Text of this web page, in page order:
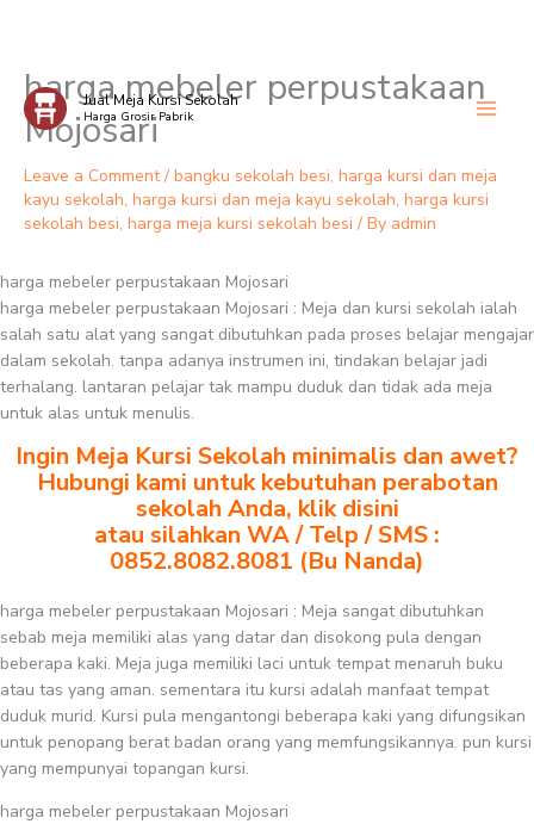
Skip
content
Jual Meja Kursi Sekolah
Harga Grosir Pabrik
harga mebeler perpustakaan
Mojosari
Leave a Comment / bangku sekolah besi, harga kursi dan meja
kayu sekolah, harga kursi dan meja kayu sekolah, harga kursi
sekolah besi, harga meja kursi sekolah besi / By admin
harga mebeler perpustakaan Mojosari
harga mebeler perpustakaan Mojosari : Meja dan kursi sekolah ialah
salah satu alat yang sangat dibutuhkan pada proses belajar mengajar
dalam sekolah. tanpa adanya instrumen ini, tindakan belajar jadi
terhalang. lantaran pelajar tak mampu duduk dan tidak ada meja
untuk alas untuk menulis.
Ingin Meja Kursi Sekolah minimalis dan awet?
Hubungi kami untuk kebutuhan perabotan
sekolah Anda, klik disini
atau silahkan WA / Telp / SMS :
0852.8082.8081 (Bu Nanda)
harga mebeler perpustakaan Mojosari : Meja sangat dibutuhkan
sebab meja memiliki alas yang datar dan disokong pula dengan
beberapa kaki. Meja juga memiliki laci untuk tempat menaruh buku
atau tas yang aman. sementara itu kursi adalah manfaat tempat
duduk murid. Kursi pula mengantongi beberapa kaki yang difungsikan
untuk penopang berat badan orang yang memfungsikannya. pun kursi
yang mempunyai topangan kursi.
harga mebeler perpustakaan Mojosari